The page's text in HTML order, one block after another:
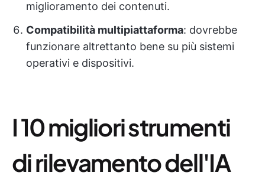
miglioramento dei contenuti.
Compatibilità multipiattaforma: dovrebbe
funzionare altrettanto bene su più sistemi
operativi e dispositivi.
I 10 migliori strumenti
di rilevamento dell'IA